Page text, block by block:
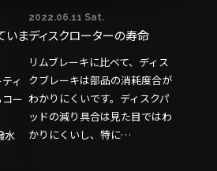
いま
ィ
ー
水
2022.06.11 Sat.
ディスクローターの寿命
リムブレーキに比べて、ディス
クブレーキは部品の消耗度合が
わかりにくいです。ディスクパ
ッドの減り具合は見た目ではわ
かりにくいし、特に…